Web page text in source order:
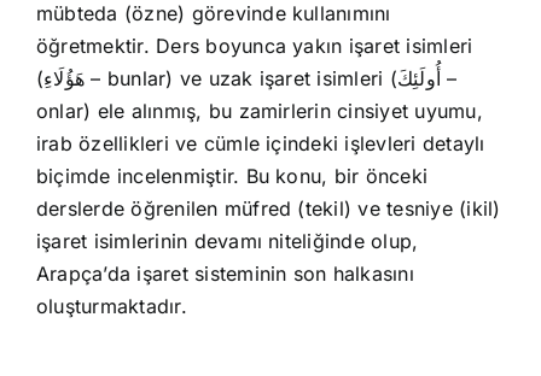
mübteda (özne) görevinde kullanımını
öğretmektir. Ders boyunca yakın işaret isimleri
(هَؤُلَاءِ – bunlar) ve uzak işaret isimleri (أُولَئِكَ –
onlar) ele alınmış, bu zamirlerin cinsiyet uyumu,
irab özellikleri ve cümle içindeki işlevleri detaylı
biçimde incelenmiştir. Bu konu, bir önceki
derslerde öğrenilen müfred (tekil) ve tesniye (ikil)
işaret isimlerinin devamı niteliğinde olup,
Arapça’da işaret sisteminin son halkasını
oluşturmaktadır.